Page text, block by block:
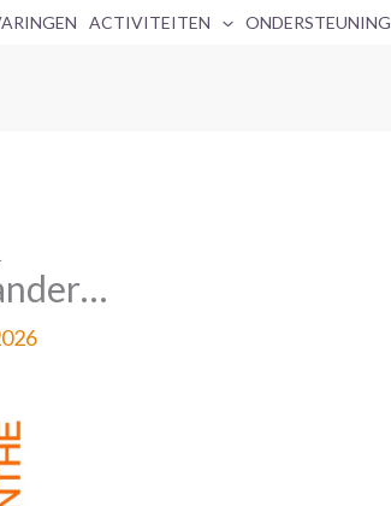
ACTIVITEITEN ONDERSTEUNING